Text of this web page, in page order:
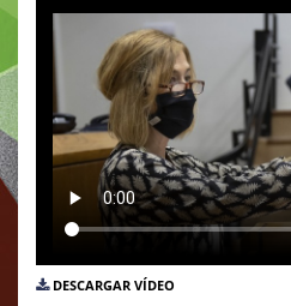
DESCARGAR VÍDEO